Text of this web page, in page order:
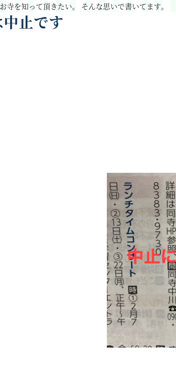
寺を知って頂きたい。 そんな思いで書いてます。
止です